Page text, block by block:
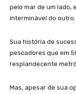
pelo mar de um lado,
interminável do outro.
Sua história de
pescadores que em
resplandecente
Mas, apesar de sua